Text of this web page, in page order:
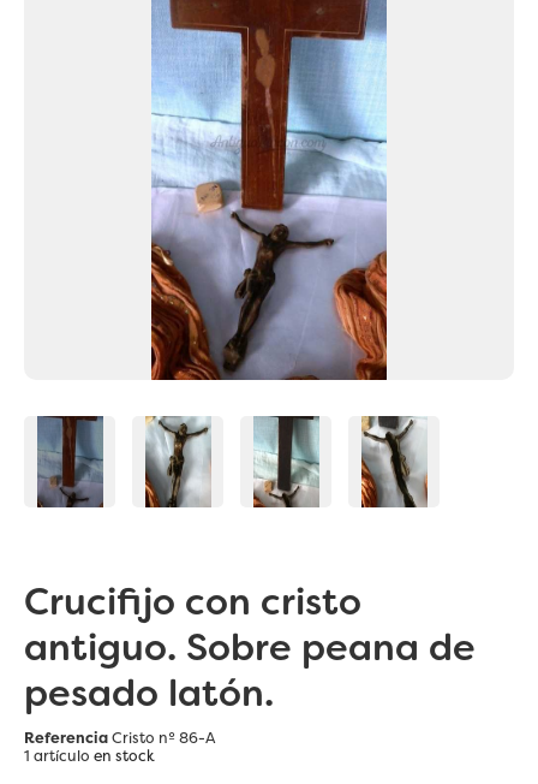
Crucifijo con cristo
antiguo. Sobre peana de
pesado latón.
ReferenciaCristo nº 86-A
1 artículo en stock